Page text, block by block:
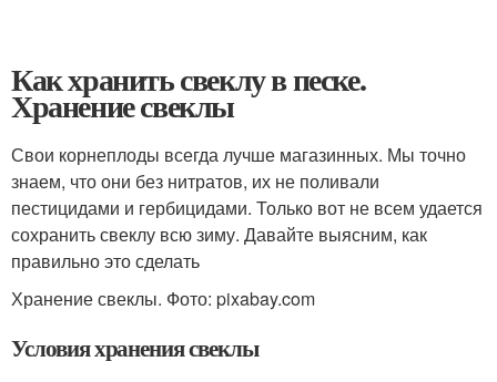
Как хранить свеклу в песке.
Хранение свеклы
Свои корнеплоды всегда лучше магазинных. Мы точно
знаем, что они без нитратов, их не поливали
пестицидами и гербицидами. Только вот не всем удается
сохранить свеклу всю зиму. Давайте выясним, как
правильно это сделать
Хранение свеклы. Фото: pixabay.com
Условия хранения свеклы